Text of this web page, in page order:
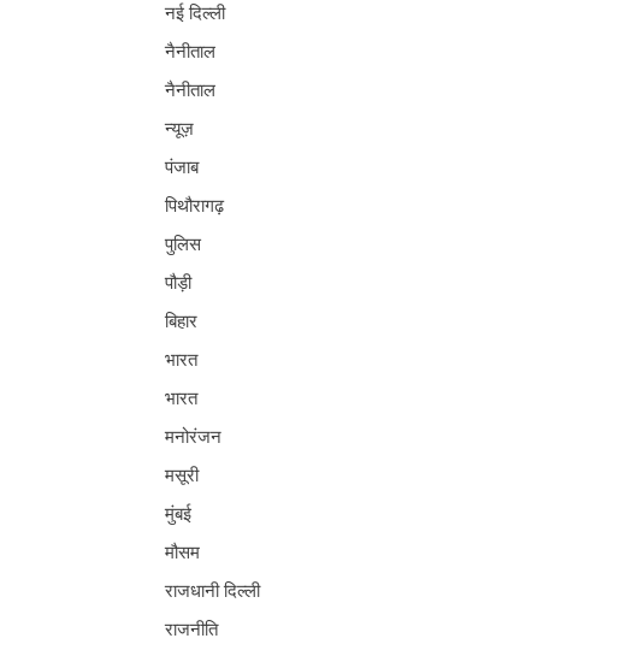
नई दिल्ली
नैनीताल
नैनीताल
न्यूज़
पंजाब
पिथौरागढ़
पुलिस
पौड़ी
बिहार
भारत
भारत
मनोरंजन
मसूरी
मुंबई
मौसम
राजधानी दिल्ली
राजनीति